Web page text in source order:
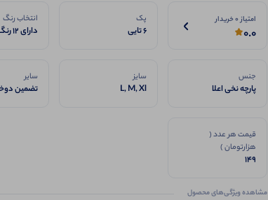
امتیاز 0 خریدار
0.0
پک
6 تایی
انتخاب رنگ
دارای 12 رنگ
جنس
پارچه نخی اعلا
سایز
L, M, Xl
سایر
تضمین
قیمت هر عدد (
هزارتومان )
149
مشاهده ویژگی‌های محصول